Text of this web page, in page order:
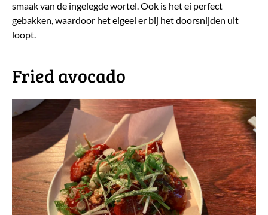
smaak van de ingelegde wortel. Ook is het ei perfect
gebakken, waardoor het eigeel er bij het doorsnijden uit
loopt.
Fried avocado